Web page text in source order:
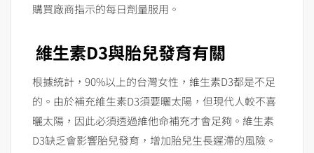
購買廠商指示的每日劑量服用。
維生素D3與胎兒發育有關
根據統計，90%以上的台灣女性，維生素D3都是不足
的。由於補充維生素D3須要曬太陽，但現代人較不喜
曬太陽，因此必須透過維他命補充才會足夠。維生素
D3缺乏會影響胎兒發育，增加胎兒生長遲滯的風險。